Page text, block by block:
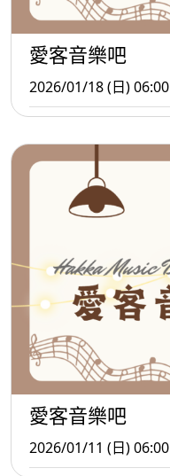
愛客音樂吧
2026/01/18 (日) 06:00
愛客音樂吧
2026/01/11 (日) 06:00